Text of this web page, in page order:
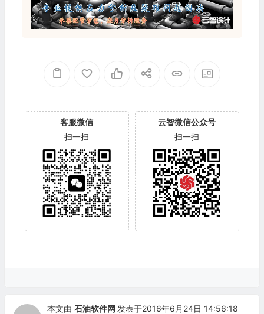
客服微信
扫一扫
云智微信公众号
扫一扫
本文由 石油软件网 发表于2016年6月24日 14:56:18